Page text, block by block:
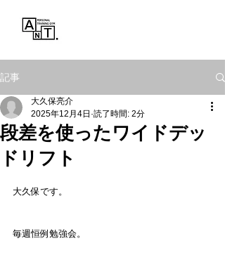
記事
段差を使ったワイドデッ
ドリフト
大久保亮介
2025年12月4日 読了時間: 2分
大久保です。
毎週恒例勉強会。